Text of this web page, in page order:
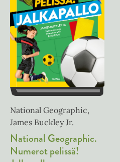
e
n
National Geographic,
James Buckley Jr.
National Geographic.
Numerot pelissä!